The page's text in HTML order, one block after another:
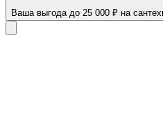
Ваша выгода до 25 000 ₽ на